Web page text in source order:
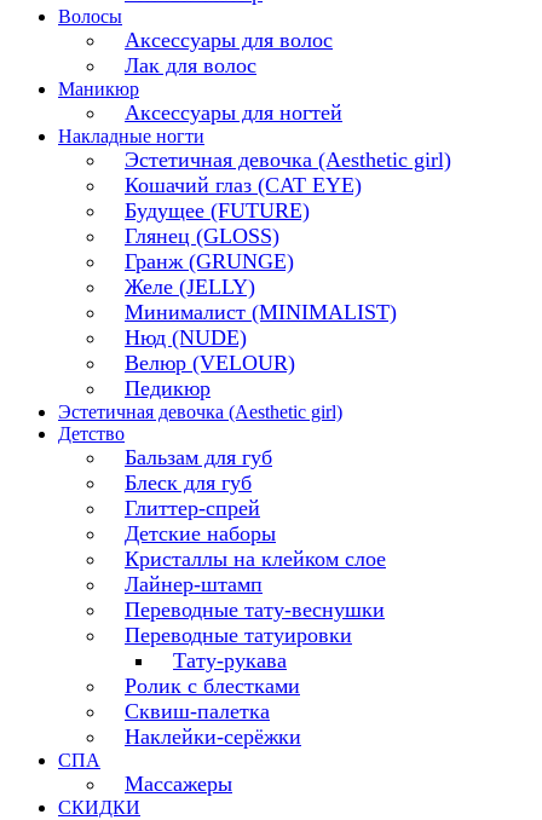
Волосы
Аксессуары для волос
Лак для волос
Маникюр
Аксессуары для ногтей
Накладные ногти
Эстетичная девочка (Aesthetic girl)
Кошачий глаз (CAT EYE)
Будущее (FUTURE)
Глянец (GLOSS)
Гранж (GRUNGE)
Желе (JELLY)
Минималист (MINIMALIST)
Нюд (NUDE)
Велюр (VELOUR)
Педикюр
Эстетичная девочка (Aesthetic girl)
Детство
Бальзам для губ
Блеск для губ
Глиттер-спрей
Детские наборы
Кристаллы на клейком слое
Лайнер-штамп
Переводные тату-веснушки
Переводные татуировки
Тату-рукава
Ролик с блестками
Сквиш-палетка
Наклейки-серёжки
СПА
Массажеры
СКИДКИ